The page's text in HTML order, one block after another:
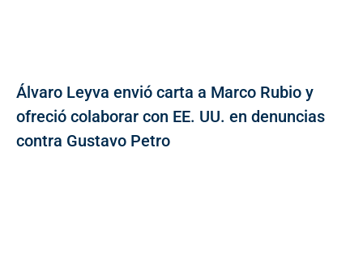
Álvaro Leyva envió carta a Marco Rubio y
ofreció colaborar con EE. UU. en denuncias
contra Gustavo Petro